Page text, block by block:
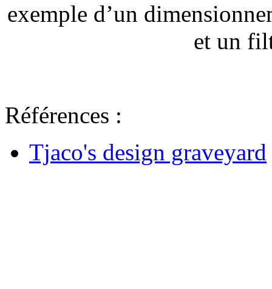
exemple d’un
et un
Références :
Tjaco's design graveyard